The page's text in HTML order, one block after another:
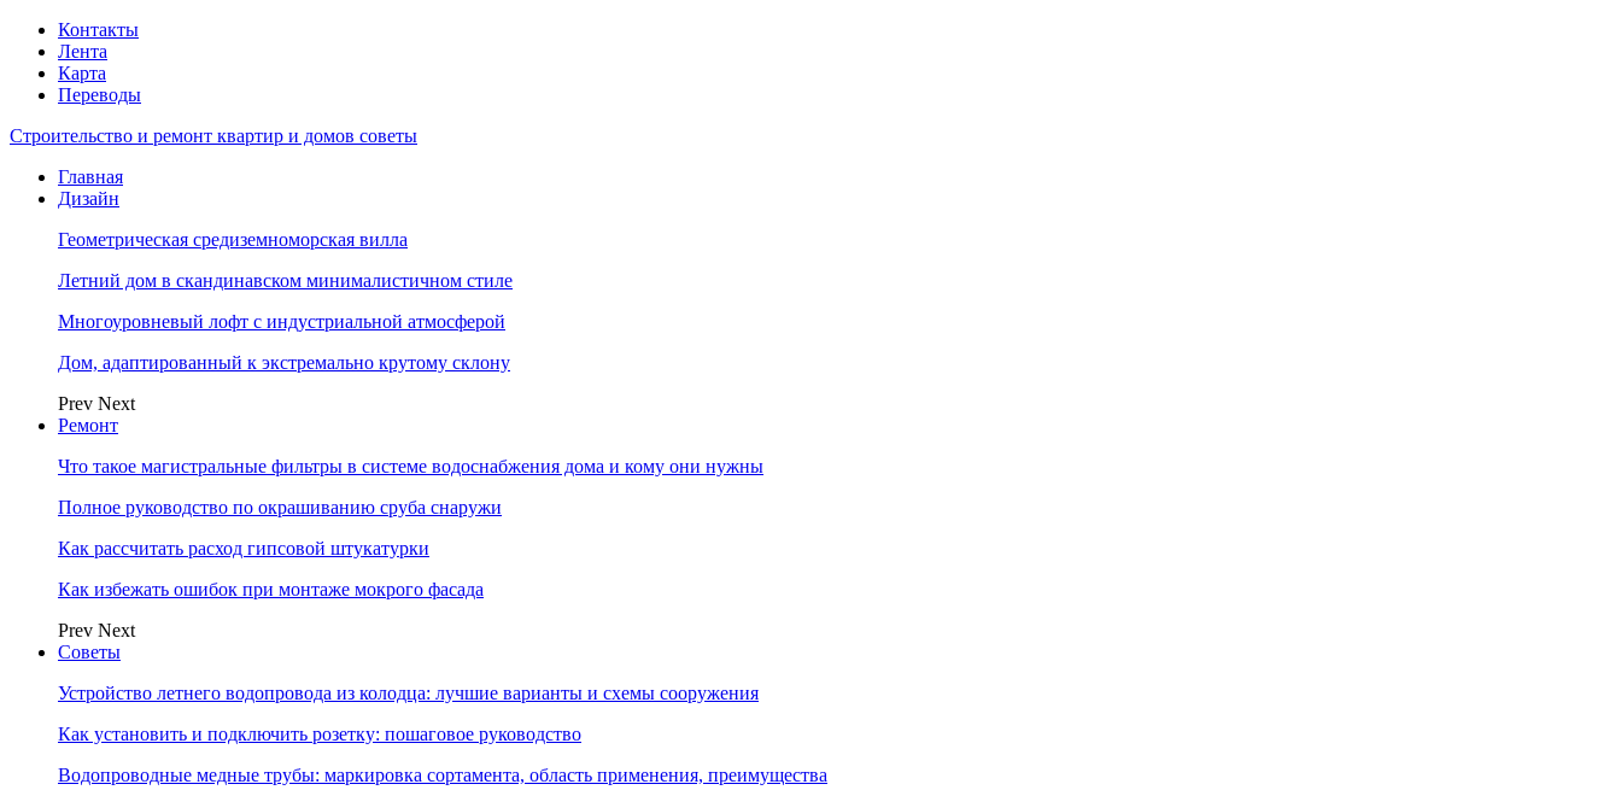
Контакты
Лента
Карта
Переводы
Строительство и ремонт квартир и домов советы
Главная
Дизайн
Геометрическая средиземноморская вилла
Летний дом в скандинавском минималистичном стиле
Многоуровневый лофт с индустриальной атмосферой
Дом, адаптированный к экстремально крутому склону
Prev Next
Ремонт
Что такое магистральные фильтры в системе водоснабжения дома и кому они нужны
Полное руководство по окрашиванию сруба снаружи
Как рассчитать расход гипсовой штукатурки
Как избежать ошибок при монтаже мокрого фасада
Prev Next
Советы
Устройство летнего водопровода из колодца: лучшие варианты и схемы сооружения
Как установить и подключить розетку: пошаговое руководство
Водопроводные медные трубы: маркировка сортамента, область применения, преимущества